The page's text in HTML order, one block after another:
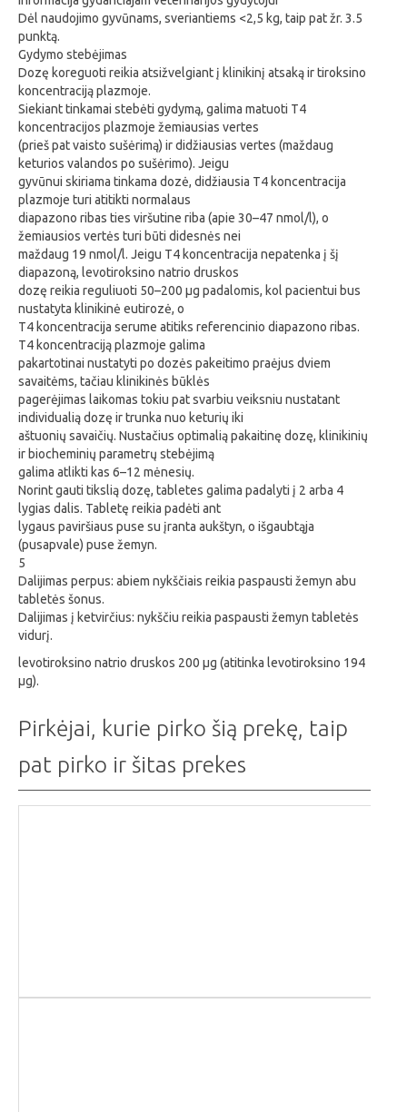
Dėl naudojimo gyvūnams, sveriantiems <2,5 kg, taip pat žr. 3.5
punktą.
Gydymo stebėjimas
Dozę koreguoti reikia atsižvelgiant į klinikinį atsaką ir tiroksino
koncentraciją plazmoje.
Siekiant tinkamai stebėti gydymą, galima matuoti T4
koncentracijos plazmoje žemiausias vertes
(prieš pat vaisto sušėrimą) ir didžiausias vertes (maždaug
keturios valandos po sušėrimo). Jeigu
gyvūnui skiriama tinkama dozė, didžiausia T4 koncentracija
plazmoje turi atitikti normalaus
diapazono ribas ties viršutine riba (apie 30–47 nmol/l), o
žemiausios vertės turi būti didesnės nei
maždaug 19 nmol/l. Jeigu T4 koncentracija nepatenka į šį
diapazoną, levotiroksino natrio druskos
dozę reikia reguliuoti 50–200 μg padalomis, kol pacientui bus
nustatyta klinikinė eutirozė, o
T4 koncentracija serume atitiks referencinio diapazono ribas.
T4 koncentraciją plazmoje galima
pakartotinai nustatyti po dozės pakeitimo praėjus dviem
savaitėms, tačiau klinikinės būklės
pagerėjimas laikomas tokiu pat svarbiu veiksniu nustatant
individualią dozę ir trunka nuo keturių iki
aštuonių savaičių. Nustačius optimalią pakaitinę dozę, klinikinių
ir biocheminių parametrų stebėjimą
galima atlikti kas 6–12 mėnesių.
Norint gauti tikslią dozę, tabletes galima padalyti į 2 arba 4
lygias dalis. Tabletę reikia padėti ant
lygaus paviršiaus puse su įranta aukštyn, o išgaubtąja
(pusapvale) puse žemyn.
5
Dalijimas perpus: abiem nykščiais reikia paspausti žemyn abu
tabletės šonus.
Dalijimas į ketvirčius: nykščiu reikia paspausti žemyn tabletės
vidurį.
levotiroksino natrio druskos 200 μg (atitinka levotiroksino 194
μg).
Pirkėjai, kurie pirko šią prekę, taip
pat pirko ir šitas prekes